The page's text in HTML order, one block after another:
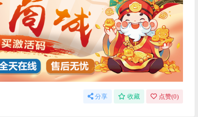
分享 收藏 点赞(0)